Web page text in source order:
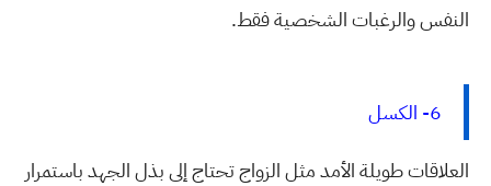
النفس والرغبات الشخصية فقط.
6- الكسل
العلاقات طويلة الأمد مثل الزواج تحتاج إلى بذل الجهد باستمرار